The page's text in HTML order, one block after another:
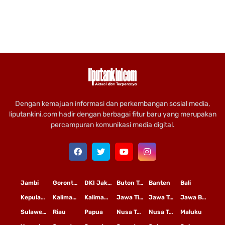
Dengan kemajuan informasi dan perkembangan sosial media,
liputankini.com hadir dengan berbagai fitur baru yang merupakan
percampuran komunikasi media digital.
Bali
Banten
Buton Tengah
DKI Jakarta
Gorontalo
Jambi
Jawa Barat
Jawa Tengah
Jawa Timur
Kalimantan Tengah
Kalimantan Timur
Kepulauan Riau
Maluku
Nusa Tenggara Barat
Nusa Tenggara Timur
Papua
Riau
Sulawesi Selatan